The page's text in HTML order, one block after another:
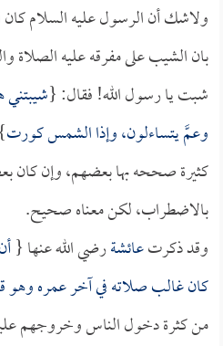
ولاشك أن الرسول عليه السلام كان
بان الشيب على مفرقه عليه الصلاة
شبت يا رسول الله! فقال: {
وعمَّ يتساءلون، وإذا الشمس كورت
كثيرة صححه بها بعضهم، وإن كان
بالاضطراب، لكن معناه صحيح.
وقد ذكرتعائشةرضي الله عنها {
كان غالب صلاته في آخر عمره وهو
من كثرة دخول الناس وخروجهم